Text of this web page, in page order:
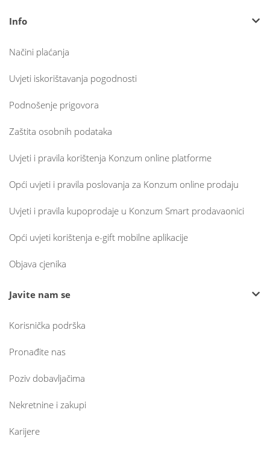
Info
Načini plaćanja
Uvjeti iskorištavanja pogodnosti
Podnošenje prigovora
Zaštita osobnih podataka
Uvjeti i pravila korištenja Konzum online platforme
Opći uvjeti i pravila poslovanja za Konzum online prodaju
Uvjeti i pravila kupoprodaje u Konzum Smart prodavaonici
Opći uvjeti korištenja e-gift mobilne aplikacije
Objava cjenika
Javite nam se
Korisnička podrška
Pronađite nas
Poziv dobavljačima
Nekretnine i zakupi
Karijere